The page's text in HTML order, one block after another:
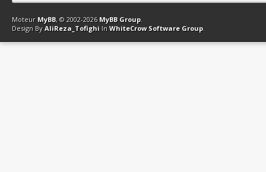
Contact Club Affiliation Retourner en haut Version bas-débit
Moteur MyBB, © 2002-2026 MyBB Group.
Design By AliReza_Tofighi In WhiteCrow Software Group.